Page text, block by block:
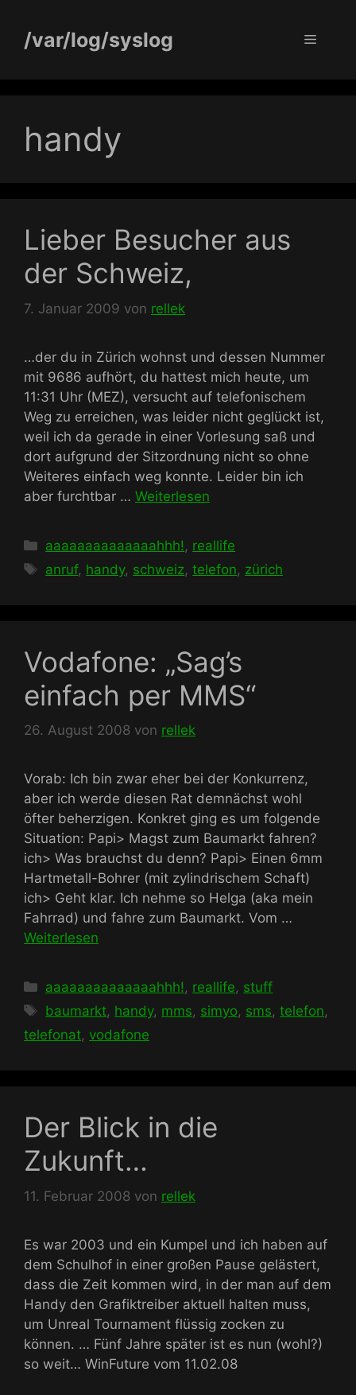
Inhalt
springen
/var/log/syslog Menü
handy
Lieber Besucher aus
der Schweiz,
7. Januar 2009 von rellek
…der du in Zürich wohnst und dessen Nummer
mit 9686 aufhört, du hattest mich heute, um
11:31 Uhr (MEZ), versucht auf telefonischem
Weg zu erreichen, was leider nicht geglückt ist,
weil ich da gerade in einer Vorlesung saß und
dort aufgrund der Sitzordnung nicht so ohne
Weiteres einfach weg konnte. Leider bin ich
aber furchtbar … Weiterlesen
Kategorien
aaaaaaaaaaaaaahhh!, reallife
Schlagwörter
anruf, handy, schweiz,telefon, zürich
Vodafone: „Sag’s
einfach per MMS“
26. August 2008 von rellek
Vorab: Ich bin zwar eher bei der Konkurrenz,
aber ich werde diesen Rat demnächst wohl
öfter beherzigen. Konkret ging es um folgende
Situation: Papi> Magst zum Baumarkt fahren?
ich> Was brauchst du denn? Papi> Einen 6mm
Hartmetall-Bohrer (mit zylindrischem Schaft)
ich> Geht klar. Ich nehme so Helga (aka mein
Fahrrad) und fahre zum Baumarkt. Vom …
Weiterlesen
Kategorien
aaaaaaaaaaaaaahhh!, reallife, stuff
Schlagwörter
baumarkt, handy, mms, simyo, sms,telefon,
telefonat, vodafone
Der Blick in die
Zukunft…
11. Februar 2008 von rellek
Es war 2003 und ein Kumpel und ich haben auf
dem Schulhof in einer großen Pause gelästert,
dass die Zeit kommen wird, in der man auf dem
Handy den Grafiktreiber aktuell halten muss,
um Unreal Tournament flüssig zocken zu
können. … Fünf Jahre später ist es nun (wohl?)
so weit… WinFuture vom 11.02.08